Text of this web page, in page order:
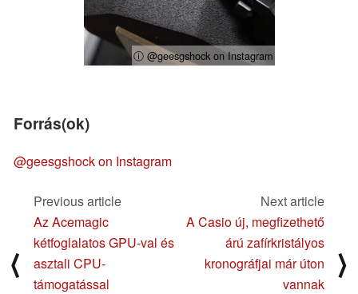
ⓘ @geesgshock on Instagram
Forrás(ok)
@geesgshock on Instagram
⟨
Previous article
Az Acemagic
kétfoglalatos GPU-val és
asztali CPU-
támogatással
Next article
A Casio új, megfizethető
árú zafírkristályos
kronográfjai már úton
vannak
⟩